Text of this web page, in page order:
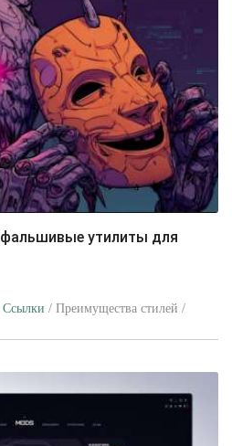
Ссылки / Преимущества стилей /